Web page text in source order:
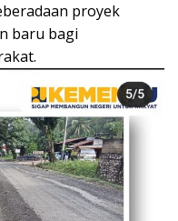
proyek
baru bagi